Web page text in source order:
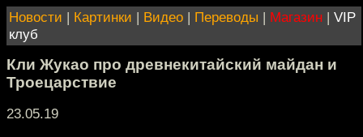
Новости | Картинки | Видео | Переводы | Магазин | VIP
клуб
Кли Жукао про древнекитайский майдан и
Троецарствие
23.05.19